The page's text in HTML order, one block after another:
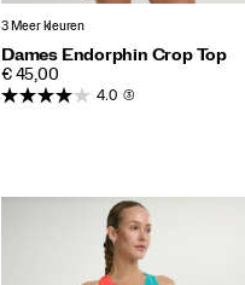
3 Meer kleuren
Dames Endorphin Crop Top
PRICE
€ 45,00
4.0 (3)